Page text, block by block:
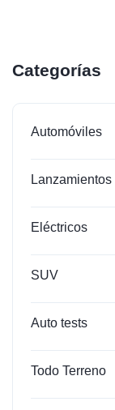
Categorías
Automóviles
Lanzamientos
Eléctricos
SUV
Auto tests
Todo Terreno